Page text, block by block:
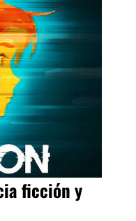
ficción y